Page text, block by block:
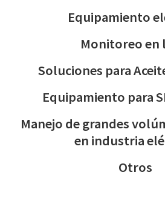
Equipamiento
Monitoreo en
Soluciones para
Equipamiento para
Manejo de grandes
en industria
Otros